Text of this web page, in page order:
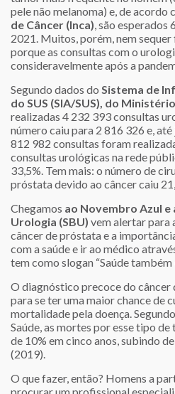
pele não melanoma) e, de acordo
de Câncer (Inca), são esperados
2021. Muitos, porém, nem
porque as consultas com o
consideravelmente após a
Segundo dados do Sistema de
do SUS (SIA/SUS), do
realizadas 4 232 393 consultas
número caiu para 2 816 326 e,
812 982 consultas foram
consultas urológicas na rede
33,5%. Tem mais: o número de
próstata devido ao câncer caiu
Chegamos ao Novembro Azul e
Urologia (SBU) vem alertar para
câncer de próstata e a
com a saúde e ir ao médico
tem como slogan “Saúde também
O diagnóstico precoce do
para se ter uma maior chance de
mortalidade pela doença.
Saúde, as mortes por esse tipo
de 10% em cinco anos, subindo
(2019).
O que fazer, então? Homens a